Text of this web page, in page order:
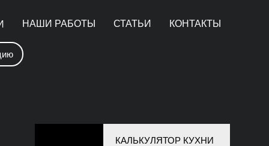
НАШИ РАБОТЫ СТАТЬИ КОНТАКТЫ
КАЛЬКУЛЯТОР КУХНИ